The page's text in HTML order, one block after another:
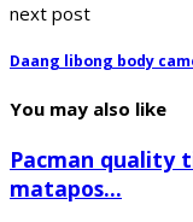
next post
Daang libong body
You may also like
Pacman quality
matapos...